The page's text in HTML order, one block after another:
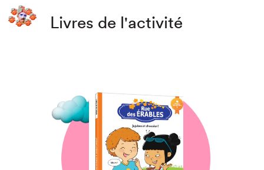
Livres de l'activité